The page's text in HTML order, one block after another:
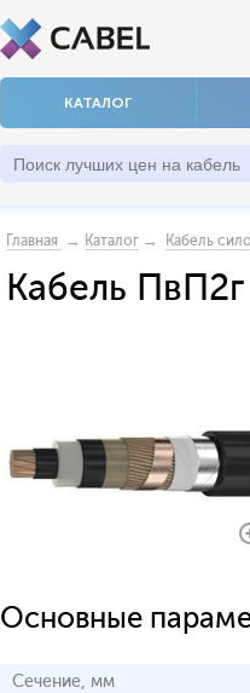
КАТАЛОГ
Главная → Каталог → Кабель
Кабель
Основные
Сечение, мм